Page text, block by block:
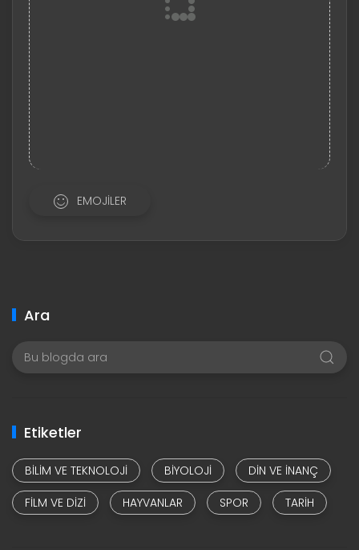
EMOJILER
Ara
Etiketler
BILIM VE TEKNOLOJI BIYOLOJI
DIN VE INANÇ
FILM VE DIZI
HAYVANLAR SPOR TARIH